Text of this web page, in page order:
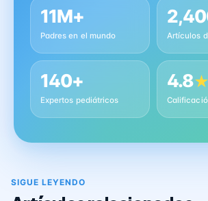
11M+
Padres en el mundo Artículos
140+
Expertos pediátricos
4.8★
SIGUE LEYENDO